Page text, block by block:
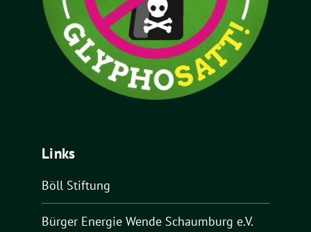
Links
Böll Stiftung
Bürger Energie Wende Schaumburg e.V.